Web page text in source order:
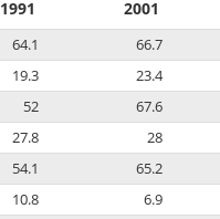
1991 2001
64.1 66.7
19.3 23.4
52 67.6
27.8 28
54.1 65.2
10.8 6.9